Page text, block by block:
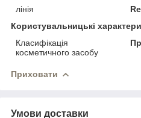
лінія
Користувальницькі
Класифікація
косметичного засобу
Приховати
Умови доставки